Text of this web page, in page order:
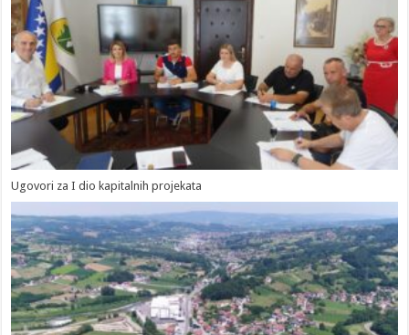
Ugovori za I dio kapitalnih projekata